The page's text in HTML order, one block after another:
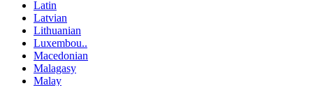
Latin
Latvian
Lithuanian
Luxembou..
Macedonian
Malagasy
Malay